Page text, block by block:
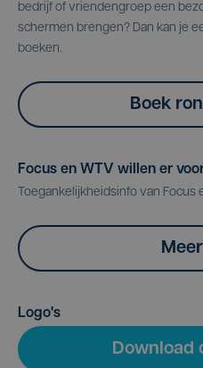
bedrijf of vriendengroep een
schermen brengen? Dan kan je
boeken.
Boek
Focus en WTV willen er
Toegankelijkheidsinfo van Focus
Logo's
Download